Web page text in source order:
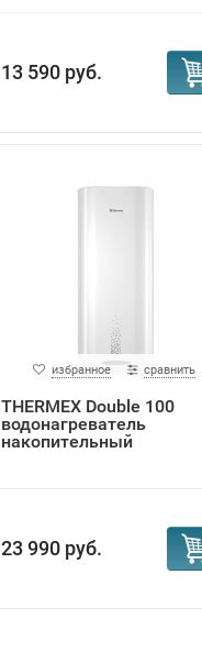
13 590 руб.
избранное сравнить
THERMEX Double 100
водонагреватель
накопительный
23 990 руб.